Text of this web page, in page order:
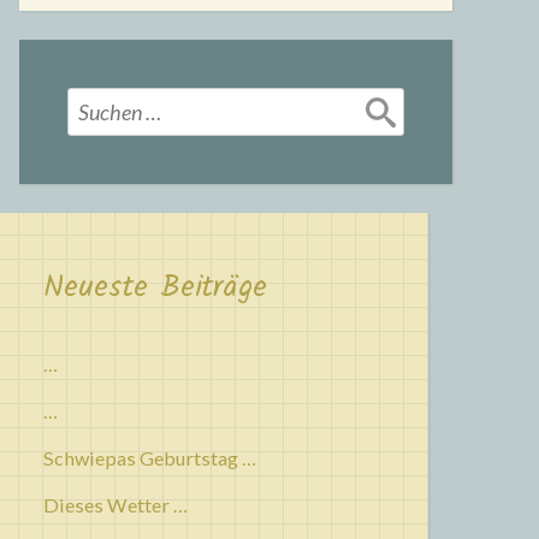
Suchen
nach:
Neueste Beiträge
…
…
Schwiepas Geburtstag …
Dieses Wetter …